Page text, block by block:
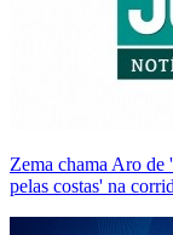
Zema chama Aro de
pelas costas' na